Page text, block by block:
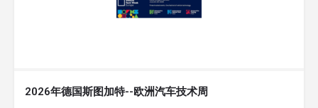
2026年德国斯图加特--欧洲汽车技术周